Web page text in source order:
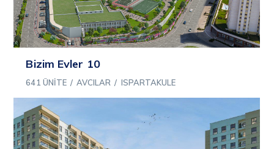
Bizim Evler 10
641 ÜNITE / AVCILAR / ISPARTAKULE